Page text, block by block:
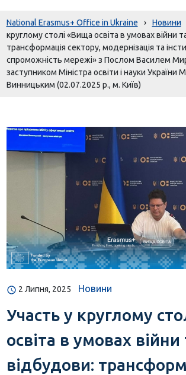
National Erasmus+ Office in Ukraine › Новини
круглому столі «Вища освіта в умовах війни
трансформація сектору, модернізація та
спроможність мережі» з Послом Василем
заступником Міністра освіти і науки України
Винницьким (02.07.2025 р., м. Київ)
2 Липня, 2025 Новини
Участь у круглому
освіта в умовах війни
відбудови: